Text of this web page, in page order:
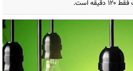
است.